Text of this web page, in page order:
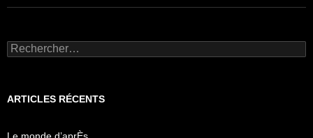
Rechercher :
ARTICLES RÉCENTS